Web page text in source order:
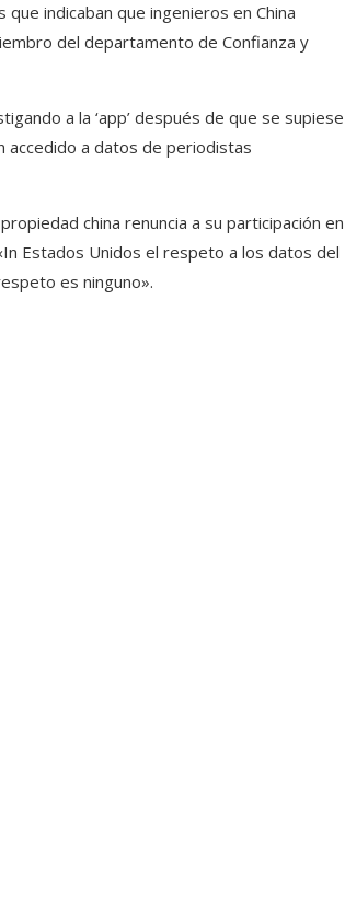
indicaban que ingenieros en China
del departamento de Confianza y
a la ‘app’ después de que se supiese
accedido a datos de periodistas
china renuncia a su participación en
Estados Unidos el respeto a los datos del
es ninguno».